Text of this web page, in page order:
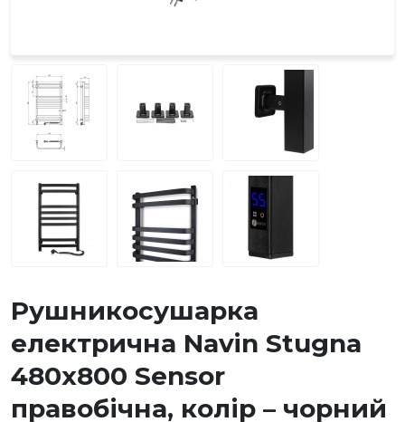
Рушникосушарка
електрична Navin Stugna
480х800 Sensor
правобічна, колір – чорний